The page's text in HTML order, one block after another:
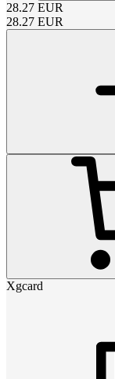
28.27 EUR
28.27 EUR
Xgcard